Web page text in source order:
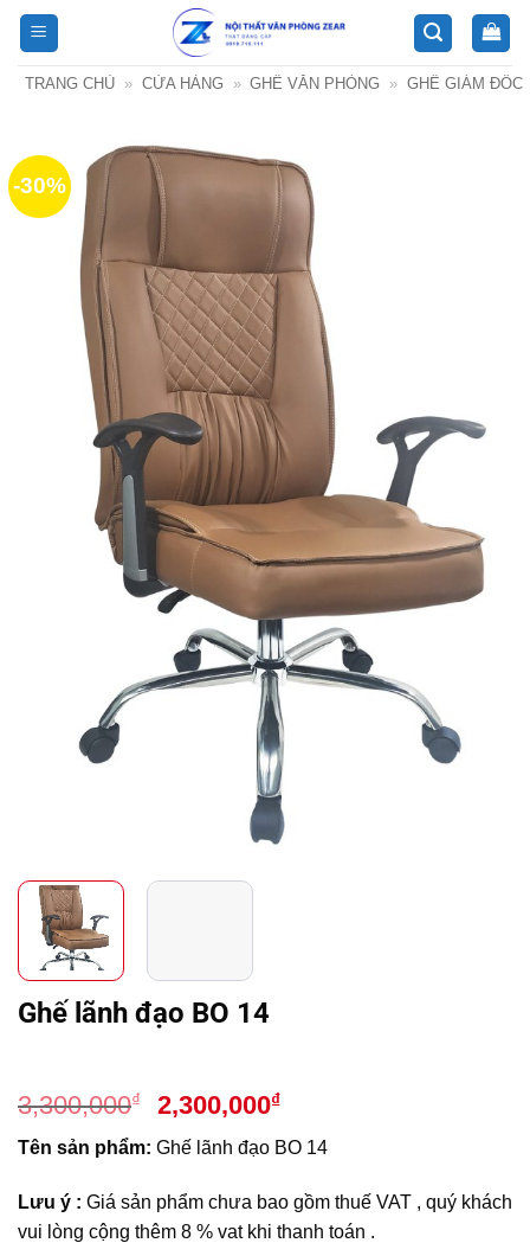
Bỏ
qua
nội
TRANG CHỦ » CỬA HÀNG » GHẾ VĂN PHÒNG » GHẾ GIÁM ĐỐC
-30%
Ghế lãnh đạo BO 14
3,300,000₫
Giá
gốc
là:
3,300,000₫.
2,300,000₫Giá
tại
là:
2,300,000₫.
Tên sản phẩm: Ghế lãnh đạo BO 14
Lưu ý : Giá sản phẩm chưa bao gồm thuế VAT , quý khách
vui lòng cộng thêm 8 % vat khi thanh toán .